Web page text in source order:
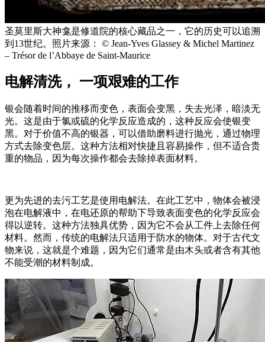
圣莫里斯大神龛是修道院的核心藏品之一，它的历史可以追溯
到13世纪。照片来源： © Jean-Yves Glassey & Michel Martinez
– Trésor de l’Abbaye de Saint-Maurice
电解清洗， 一项艰难的工作
银会随着时间的推移而变色，表面会变黑，失去光泽，暗淡无
光。这是由于氯或硫的化学反应造成的，这种反应会使银变
黑。对于价值不高的银器，可以借助磨料进行抛光，通过物理
方式去除变色层。这种方法相对快捷且容易操作，但不适合贵
重的物品，因为每次操作都会去除掉表面材料。
更为先进的去污工艺是使用电解法。在此工艺中，物体会被浸
泡在电解液中，在电还原的帮助下导致表面变色的化学反应会
得以逆转。这种方法独具优势，因为它不会从工件上去除任何
材料。然而，传统的电解法只适用于防水的物体。对于古代文
物来说，这就是个难题，因为它们通常是由木头或者含有其他
不能受潮的材料制成。